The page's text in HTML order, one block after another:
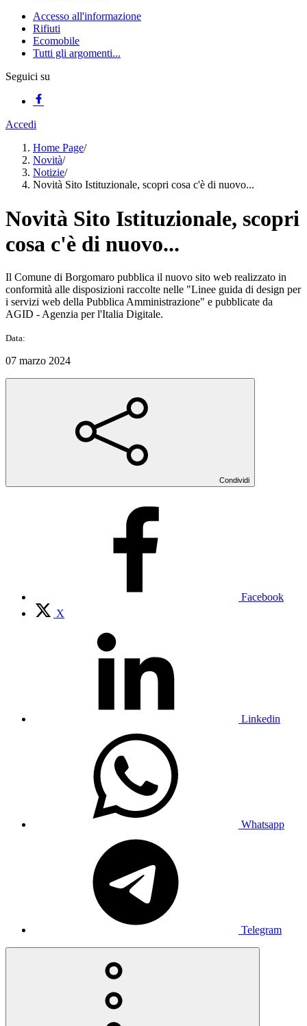
Accesso all'informazione
Rifiuti
Ecomobile
Tutti gli argomenti...
Seguici su
Accedi
Home Page/
Novità/
Notizie/
Novità Sito Istituzionale, scopri cosa c'è di nuovo...
Novità Sito Istituzionale, scopri
cosa c'è di nuovo...
Il Comune di Borgomaro pubblica il nuovo sito web realizzato in
conformità alle disposizioni raccolte nelle "Linee guida di design per
i servizi web della Pubblica Amministrazione" e pubblicate da
AGID - Agenzia per l'Italia Digitale.
Data:
07 marzo 2024
Condividi
Facebook
X
Linkedin
Whatsapp
Telegram